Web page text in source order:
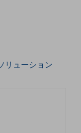
リューション